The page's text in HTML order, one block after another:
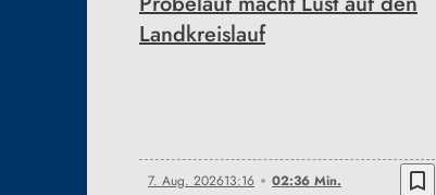
Landkreislauf
7. Aug. 202613:16 02:36 Min. bookmark_border